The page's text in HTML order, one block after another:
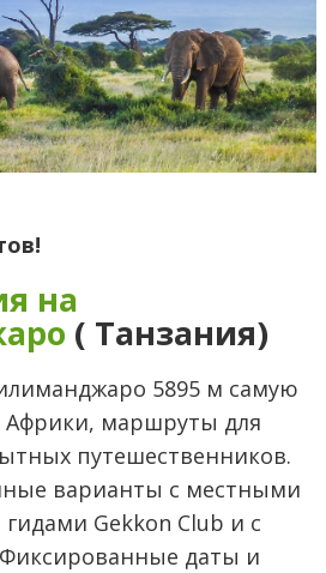
на
( Танзания)
5895 м самую
маршруты для
путешественников.
варианты с местными
Gekkon Club и с
даты и